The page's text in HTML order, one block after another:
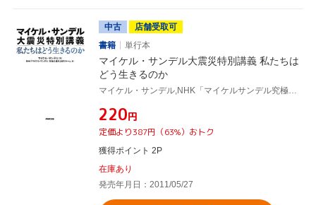
中古
店舗受取可
書籍
単行本
マイケル・サンデル大震災特別講義 私たちは
どう生きるのか
マイケル・サンデル,NHK「マイケルサンデル究極の選択」制作チーム
¥220円
定価より387円（63%）おトク
獲得ポイント 2P
在庫あり
発売年月日：2011/05/27